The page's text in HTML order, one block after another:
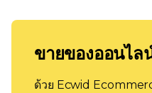
ขายของออนไล
ด้วย Ecwid